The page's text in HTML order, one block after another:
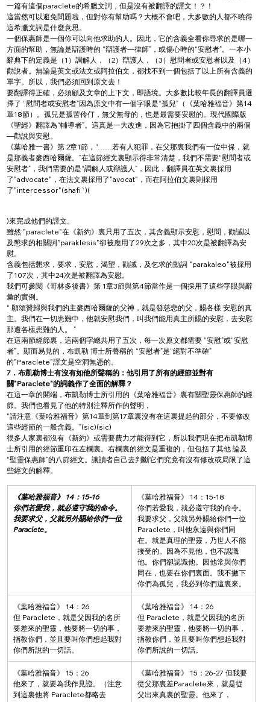
一篇有這個paraclete的希臘文詞，但是沒有被翻譯的譯文！？！
這當然可以避免問題啦，但對你有幫助嗎？大概不會吧，大多數的人都不曉得
這希臘文詞是什麼意思。
一個保惠師是一個你可以向他求助的人。因此，它的含義全看你尋求的是哪一
方面的幫助，無論是辯護時的 “辯護者—律師”，或傷心時的“安慰者”。一本小
辭典下的定義是（1）調解人，（2）辯護人，（3）慰問者或安慰者以及（4）
勸說者。無論是英文或法文或阿拉伯文，都找不到一個包括了以上所有含義的
單字。所以，我們必須回到原文去！
要翻譯得正確，必須顧及文章的上下文，即語境。大多數比較年長的翻譯員選
擇了 “慰問者或安慰者”因為原文中有一個字眼是“孤兒”（《葉哈雅福音》第14
章18節）。孤兒是孤苦伶仃，無父無母的，也是最需要安慰的。現代國際版
《聖經》翻譯為“輔導者”。這真是一大改進，因為它抱掛了四個含義中的兩個
—勸說與安慰。
《葉哈雅一書》第 2章1節，“……若有人犯罪，在父那裏我們有一位中保，就
是那義者麥西哈爾薩。”在這節經文裏顯示得非常清楚，我們不需要“慰問者或
安慰者”，我們需要的是“調解人或辯護人”，因此，翻譯員在英文裏採用
了"advocate"，在法文裏採用了"avocat"，而在阿拉伯文裏則採用
了"intercessor"(shafi`)(
)來完成他們的譯文。
雖然 "paraclete"在《新約》裏只用了五次，其含義顯示安慰，慰問，勸誡以
及懇求的相關詞"paraklesis"卻被應用了29次之多，其中20次是被翻譯為安
慰。
含義包括懇求，要求，安慰，渴望，勸誡，及乞求的動詞 "parakaleo"被採用
了107次，其中24次是被翻譯為安慰。
我們可參閱《哥林多後書》第 1章3節與第4節當作是一個採用了這些字眼與辭
彙的實例。
“ 願頌贊歸與我們的主麥西哈爾薩的父神，就是發慈悲的父，賜各樣 安慰的真
主。我們在一切患難中，他就安慰我們，叫我們能用真主所賜的安慰，去安慰
那遭各樣患難的人。 ”
在這兩節經節裏，這兩個字總共用了五次，每一次原文都需要 “安慰”或“安慰
者”。顯而易見的，布凱勒 博士所聲稱的 “安慰者”是“絕對不準確”
的"Paraclete"譯文是空洞無憑的。
7．布凱勒博士有沒有如他所聲稱的：他引用了所有的經節並對有
關"Paraclete"的詞義作了全面的解釋？
在這一章的開端，布凱勒博士所引用的《葉哈雅福音》裏有關聖靈保惠師的經
節。我們也看見了他的特別注釋所作的聲明，
“請注意《葉哈雅福音》第14章到第17章裏沒有在這裏提起的部分，不要修改
這些經節的一般含義。”(sic)(sic)
很多人家裏都沒有《新約》或需要費力才能得到它，所以我們現在把布凱勒博
士所引用的經節重印在左欄裏。右欄裏的經文是重複的，但包括了其他 論及
“聖靈保惠師”的八節經文。讓讀者自己去判斷它們究竟有沒有修改或局限了這
些經文的解釋。
《葉哈雅福音》 14：15-16
你們若愛我，就必遵守我的命令。
我要求父，父就另外賜給你們一位
Paraclete。
《葉哈雅福音》 14：15-18
你們若愛我，就必遵守我的命令。
我要求父，父就另外賜給你們一位
Paraclete，叫他永遠與你們同
在。就是真理的聖靈，乃世人不能
接受的。因為不見他，也不認識
他。你們卻認識他。因他常與你們
同在，也要在你們裏面。我不撇下
你們為孤兒，我必到你們這裏來。
《葉哈雅福音》 14：26
但 Paraclete，就是父因我的名所
要差來的聖靈，他要將一切的事，
指教你們，並且要叫你們想起我對
你們所說的一切話。
《葉哈雅福音》 14：26
但 Paraclete，就是父因我的名所
要差來的聖靈，他要將一切的事，
指教你們，並且要叫你們想起我對
你們所說的一切話。
《葉哈雅福音》 15：26
他來了，就要為我作見證。（注意
到這裏他將 Paraclete都略去
《葉哈雅福音》 15：26-27 但我要
從父那裏差Paraclete來，就是從
父出來真裏的聖靈。他來了，